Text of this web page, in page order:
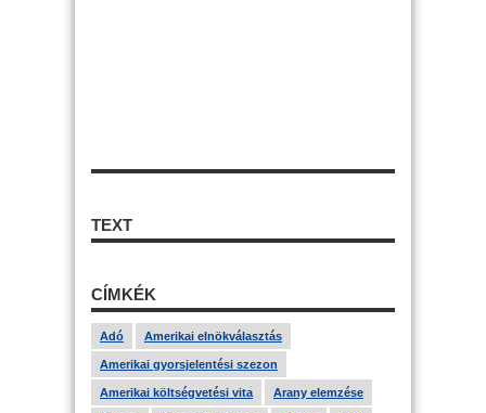
TEXT
CÍMKÉK
Adó Amerikai elnökválasztás
Amerikai gyorsjelentési szezon
Amerikai költségvetési vita Arany elemzése